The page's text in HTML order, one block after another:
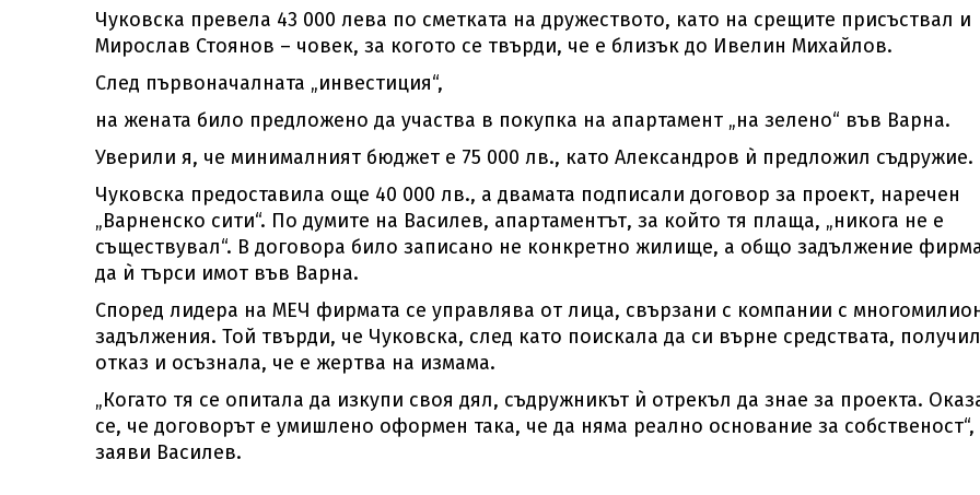
Чуковска превела 43 000 лева по сметката на дружеството, като на срещите присъствал и
Мирослав Стоянов – човек, за когото се твърди, че е близък до Ивелин Михайлов.
След първоначалната „инвестиция“,
на жената било предложено да участва в покупка на апартамент „на зелено“ във Варна.
Уверили я, че минималният бюджет е 75 000 лв., като Александров ѝ предложил съдружие.
Чуковска предоставила още 40 000 лв., а двамата подписали договор за проект, наречен
„Варненско сити“. По думите на Василев, апартаментът, за който тя плаща, „никога не е
съществувал“. В договора било записано не конкретно жилище, а общо задължение
да ѝ търси имот във Варна.
Според лидера на МЕЧ фирмата се управлява от лица, свързани с компании с
задължения. Той твърди, че Чуковска, след като поискала да си върне средствата,
отказ и осъзнала, че е жертва на измама.
„Когато тя се опитала да изкупи своя дял, съдружникът ѝ отрекъл да знае за проекта.
се, че договорът е умишлено оформен така, че да няма реално основание за собственост“,
заяви Василев.